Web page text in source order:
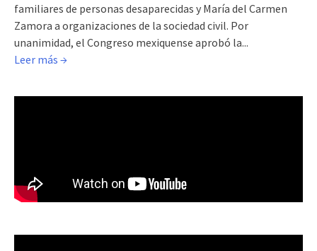
familiares de personas desaparecidas y María del Carmen
Zamora a organizaciones de la sociedad civil. Por
unanimidad, el Congreso mexiquense aprobó la...
Leer más →